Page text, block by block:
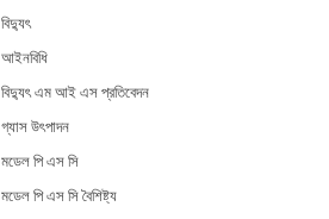
বিদ্যুৎ
আইনবিধি
বিদ্যুৎ এম আই এস প্রতিবেদন
গ্যাস উৎপাদন
মডেল পি এস সি
মডেল পি এস সি বৈশিষ্ট্য